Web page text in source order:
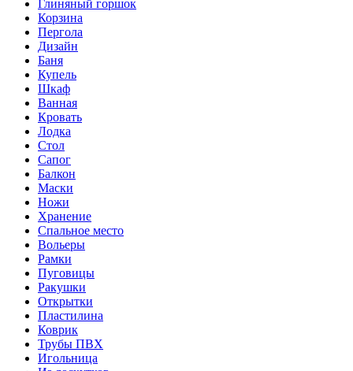
Глиняный горшок
Корзина
Пергола
Дизайн
Баня
Купель
Шкаф
Ванная
Кровать
Лодка
Стол
Сапог
Балкон
Маски
Ножи
Хранение
Спальное место
Вольеры
Рамки
Пуговицы
Ракушки
Открытки
Пластилина
Коврик
Трубы ПВХ
Игольница